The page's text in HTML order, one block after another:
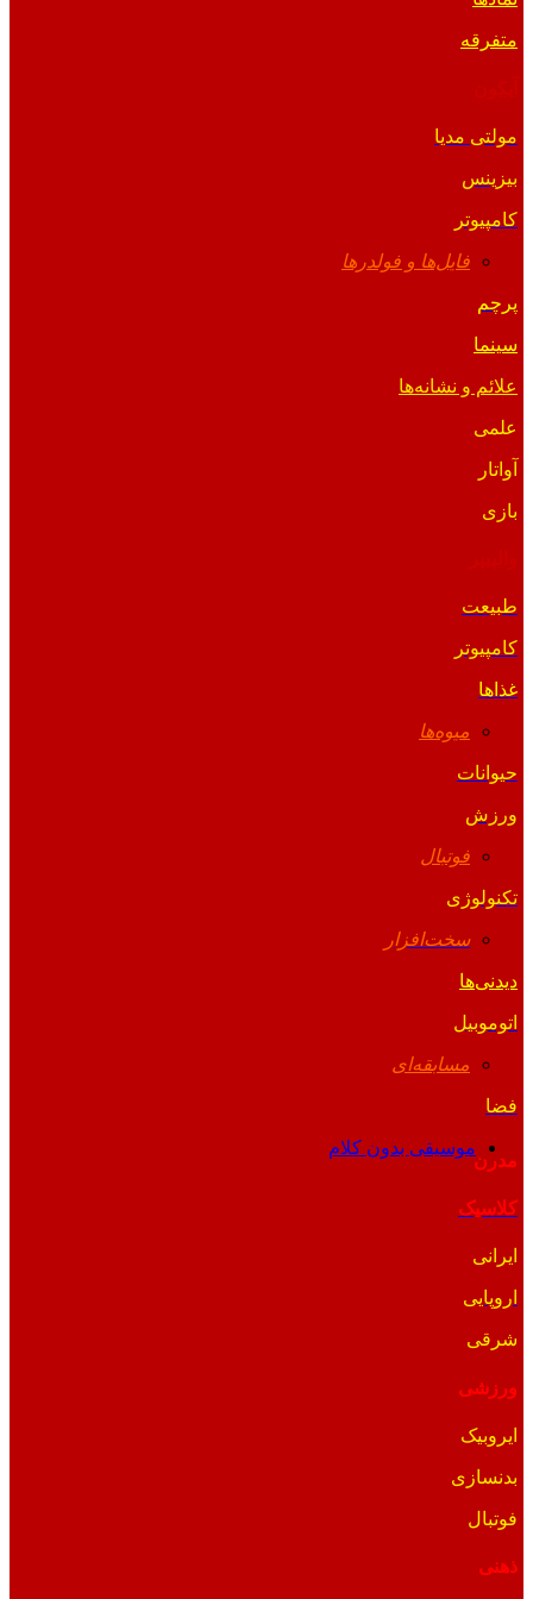
متفرقه
مولتی مدیا
بیزینس
کامپیوتر
فایل‌ها و فولدرها
پرچم
سینما
علائم و نشانه‌ها
علمی
آواتار
بازی
طبیعت
کامپیوتر
غذاها
میوه‌ها
حیوانات
ورزش
فوتبال
تکنولوژی
سخت‌افزار
دیدنی‌ها
اتوموبیل
مسابقه‌ای
فضا
موسیقی بدون کلام
مدرن
کلاسیک
ایرانی
اروپایی
شرقی
ورزشی
ایروبیک
بدنسازی
فوتبال
ذهنی